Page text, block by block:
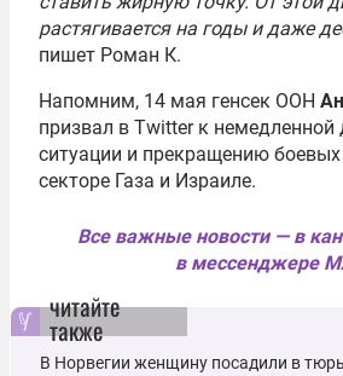
растягивается на годы и даже
пишет Роман К.
Напомним, 14 мая генсек ООН
призвал в Twitter к немедленной
ситуации и прекращению
секторе Газа и Израиле.
Все важные новости — в
в мессенджере
читайте
также
В Норвегии женщину посадили в